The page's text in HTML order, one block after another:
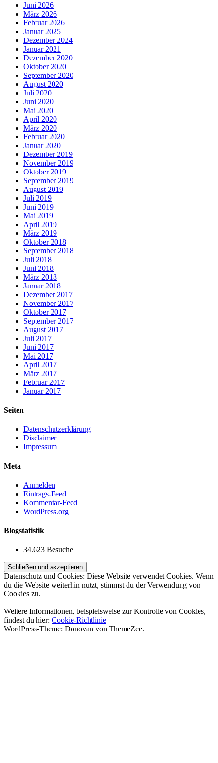
Juni 2026
März 2026
Februar 2026
Januar 2025
Dezember 2024
Januar 2021
Dezember 2020
Oktober 2020
September 2020
August 2020
Juli 2020
Juni 2020
Mai 2020
April 2020
März 2020
Februar 2020
Januar 2020
Dezember 2019
November 2019
Oktober 2019
September 2019
August 2019
Juli 2019
Juni 2019
Mai 2019
April 2019
März 2019
Oktober 2018
September 2018
Juli 2018
Juni 2018
März 2018
Januar 2018
Dezember 2017
November 2017
Oktober 2017
September 2017
August 2017
Juli 2017
Juni 2017
Mai 2017
April 2017
März 2017
Februar 2017
Januar 2017
Seiten
Datenschutzerklärung
Disclaimer
Impressum
Meta
Anmelden
Eintrags-Feed
Kommentar-Feed
WordPress.org
Blogstatistik
34.623 Besuche
Datenschutz und Cookies: Diese Website verwendet Cookies. Wenn
du die Website weiterhin nutzt, stimmst du der Verwendung von
Cookies zu.
Weitere Informationen, beispielsweise zur Kontrolle von Cookies,
findest du hier: Cookie-Richtlinie
WordPress-Theme: Donovan von ThemeZee.